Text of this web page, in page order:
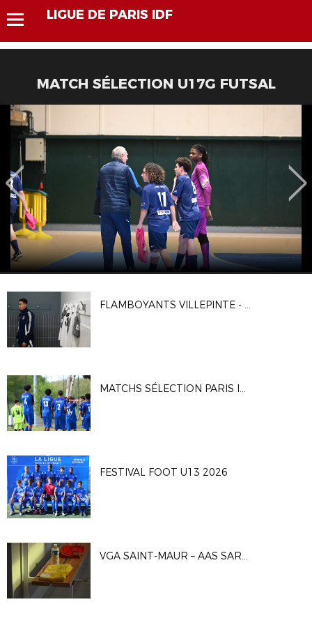
LIGUE DE PARIS IDF
MATCH SÉLECTION U17G FUTSAL
FLAMBOYANTS VILLEPINTE - CA VITRY 2-1
MATCHS SÉLECTION PARIS IDF U16G
FESTIVAL FOOT U13 2026
VGA SAINT-MAUR – AAS SARCELLES 1-0